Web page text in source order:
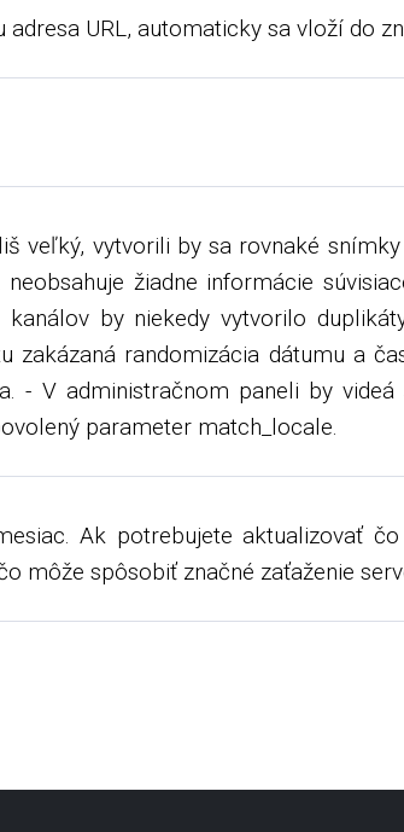
URL, automaticky sa vloží do
veľký, vytvorili by sa rovnaké
žiadne informácie
by niekedy vytvorilo
randomizácia dátumu a
- V administračnom paneli by
parameter match_locale.
Ak potrebujete aktualizovať
môže spôsobiť značné zaťaženie